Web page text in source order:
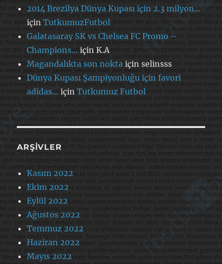
2014 Brezilya Dünya Kupası için 2.3 milyon…
içinTutkumuzFutbol
Galatasaray SK vs Chelsea FC Promo –
Champions…içinK.A
Magandalıkta son noktaiçinselinsss
Dünya Kupası Şampiyonluğu için favori
adidas…içinTutkumuz Futbol
ARŞIVLER
Kasım 2022
Ekim 2022
Eylül 2022
Ağustos 2022
Temmuz 2022
Haziran 2022
Mayıs 2022